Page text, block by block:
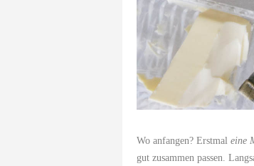
Wo anfangen? Erstmal eine
gut zusammen passen.